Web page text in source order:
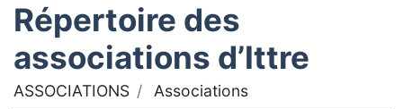
Répertoire des
associations d’Ittre
ASSOCIATIONS Associations